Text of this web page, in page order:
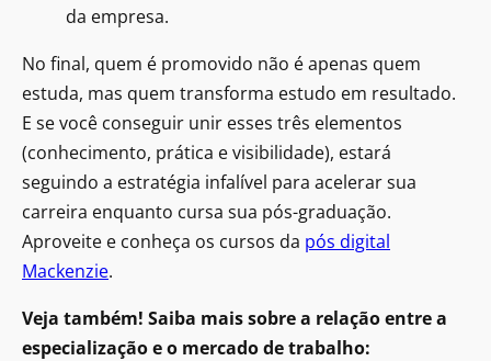
da empresa.
No final, quem é promovido não é apenas quem
estuda, mas quem transforma estudo em resultado.
E se você conseguir unir esses três elementos
(conhecimento, prática e visibilidade), estará
seguindo a estratégia infalível para acelerar sua
carreira enquanto cursa sua pós-graduação.
Aproveite e conheça os cursos da pós digital
Mackenzie.
Veja também! Saiba mais sobre a relação entre a
especialização e o mercado de trabalho: